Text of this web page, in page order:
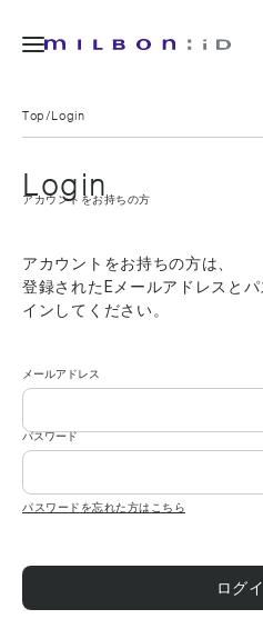
Top Login
Login
アカウントをお持ちの方
アカウントをお持ちの方は、
登録されたEメールアドレスと
インしてください。
メールアドレス
パスワード
パスワードを忘れた方はこちら
ログ